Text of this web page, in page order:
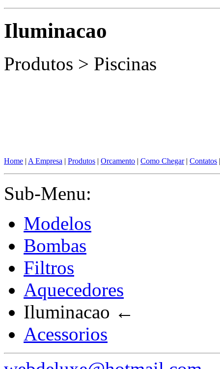
Iluminacao
Produtos > Piscinas
Home | A Empresa | Produtos | Orcamento | Como Chegar| Contatos
Sub-Menu:
Modelos
Bombas
Filtros
Aquecedores
Iluminacao ←
Acessorios